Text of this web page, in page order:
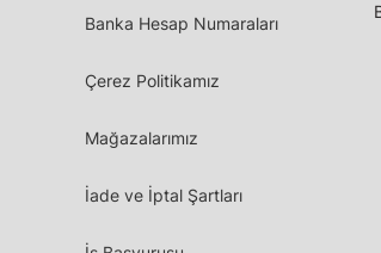
Banka Hesap Numaraları
Çerez Politikamız
Mağazalarımız
İade ve İptal Şartları